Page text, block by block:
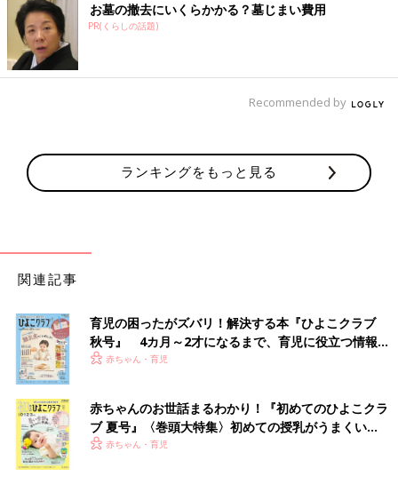
「テニスのアンダースコートです。私の試合が終わったら友人が
待ち構えていて『忘れたから貸して』と。
断りたかったけど友人の試合がすぐに始まるというので、更衣室
で生ぬるいソレを脱いで渡しました（笑）」
私はタイツにソックスだったので『貸して』と、言われて。１日
履いてるぞ……と、思いつつ貸しました」
れる雰囲気ではなく。
返してもらった時に、ティッシュでこれ見よがしに拭きました。
の！」
見知らぬ人からの「貸して」は、驚愕度が倍増
「３歳の子どもと某テーマパークへ行ったら、見知らぬ親子から
『ベビーカーを貸して欲しい』と、言われました。
お墓の撤去にいくらかかる？墓じまい費用
PR(くらしの話題)
Recommended by
ランキングをもっと見る
関連記事
育児の困ったがズバリ！解決する本『ひよこクラブ
秋号』 4カ月～2才になるまで、育児に役立つ情報が
いっぱい！
赤ちゃん・育児
赤ちゃんのお世話まるわかり！『初めてのひよこクラ
ブ 夏号』〈巻頭大特集〉初めての授乳がうまくい
く！ おっぱい・ミルクの基本と夏のトラブル 解決テ
赤ちゃん・育児